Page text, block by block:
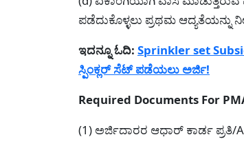
ಪಡೆದುಕೊಳ್ಳಲು ಪ್ರಥಮ ಆದ್ಯತೆಯನ್ನು
ಇದನ್ನೂ ಓದಿ: Sprinkler set
ಸ್ಪಿಂಕ್ಲರ್ ಸೆಟ್ ಪಡೆಯಲು ಅರ್ಜಿ!
Required Documents For
(1) ಅರ್ಜಿದಾರರ ಆಧಾರ್ ಕಾರ್ಡ ಪ್ರತಿ/